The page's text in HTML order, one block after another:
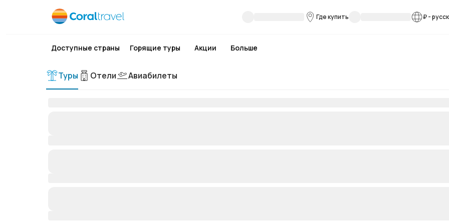
Где купить ₽-
Доступные страны Горящие туры Акции Больше
Туры Отели Авиабилеты